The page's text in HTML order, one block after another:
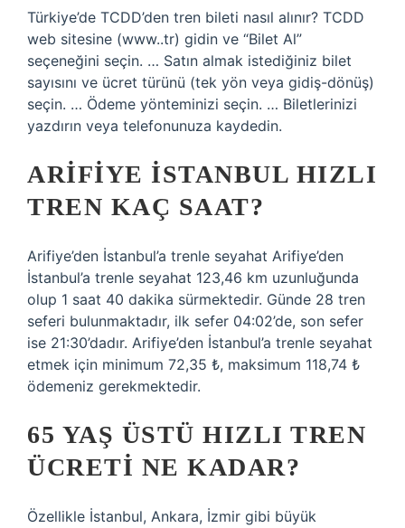
Türkiye’de TCDD’den tren bileti nasıl alınır? TCDD
web sitesine (www..tr) gidin ve “Bilet Al”
seçeneğini seçin. … Satın almak istediğiniz bilet
sayısını ve ücret türünü (tek yön veya gidiş-dönüş)
seçin. … Ödeme yönteminizi seçin. … Biletlerinizi
yazdırın veya telefonunuza kaydedin.
ARIFIYE İSTANBUL HIZLI
TREN KAÇ SAAT?
Arifiye’den İstanbul’a trenle seyahat Arifiye’den
İstanbul’a trenle seyahat 123,46 km uzunluğunda
olup 1 saat 40 dakika sürmektedir. Günde 28 tren
seferi bulunmaktadır, ilk sefer 04:02’de, son sefer
ise 21:30’dadır. Arifiye’den İstanbul’a trenle seyahat
etmek için minimum 72,35 ₺, maksimum 118,74 ₺
ödemeniz gerekmektedir.
65 YAŞ ÜSTÜ HIZLI TREN
ÜCRETI NE KADAR?
Özellikle İstanbul, Ankara, İzmir gibi büyük